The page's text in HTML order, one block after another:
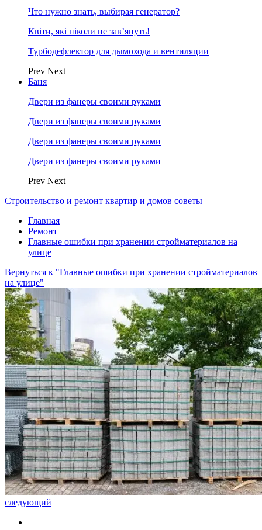
Что нужно знать, выбирая генератор?
Квіти, які ніколи не зав’януть!
Турбодефлектор для дымохода и вентиляции
Prev Next
Баня
Двери из фанеры своими руками
Двери из фанеры своими руками
Двери из фанеры своими руками
Двери из фанеры своими руками
Prev Next
Строительство и ремонт квартир и домов советы
Главная
Ремонт
Главные ошибки при хранении стройматериалов на
улице
Вернуться к "Главные ошибки при хранении стройматериалов
на улице"
следующий